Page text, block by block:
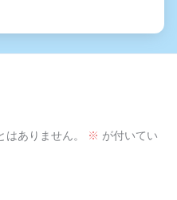
ありません。 ※ が付いてい